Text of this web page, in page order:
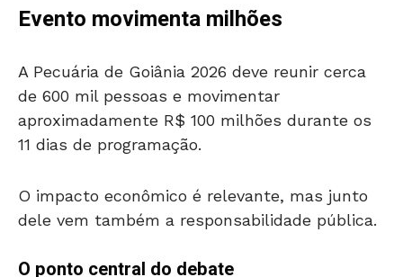
Evento movimenta milhões
A Pecuária de Goiânia 2026 deve reunir cerca
de 600 mil pessoas e movimentar
aproximadamente R$ 100 milhões durante os
11 dias de programação.
O impacto econômico é relevante, mas junto
dele vem também a responsabilidade pública.
O ponto central do debate